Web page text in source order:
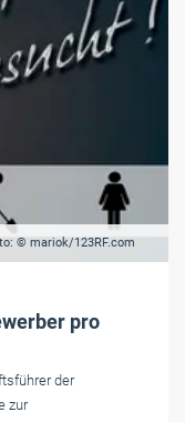
© mariok/123RF.com
pro
der
zur